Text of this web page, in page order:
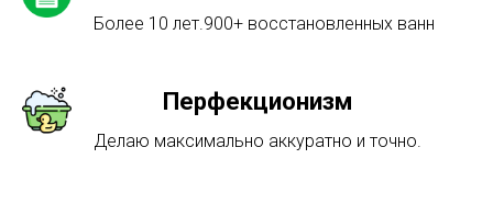
Более 10 лет.900+ восстановленных ванн
Перфекционизм
Делаю максимально аккуратно и точно.